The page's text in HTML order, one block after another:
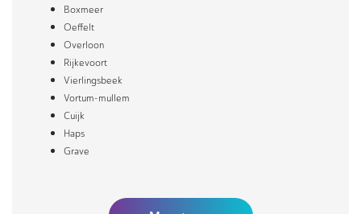
Boxmeer
Oeffelt
Overloon
Rijkevoort
Vierlingsbeek
Vortum-mullem
Cuijk
Haps
Grave